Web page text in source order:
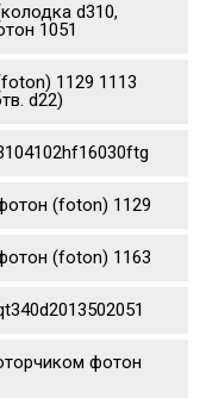
d310,
1051
1129 1113
d22)
(foton) 1129
(foton) 1163
фотон